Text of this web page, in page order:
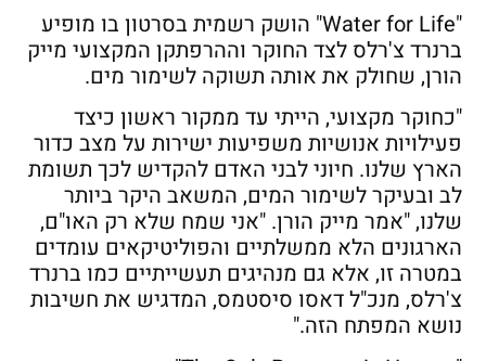
"Water for Life" הושק רשמית בסרטון בו מופיע
ברנרד צ'רלס לצד החוקר וההרפתקן המקצועי מייק
הורן, שחולק את אותה תשוקה לשימור מים.
"כחוקר מקצועי, הייתי עד ממקור ראשון כיצד
פעילויות אנושיות משפיעות ישירות על מצב כדור
הארץ שלנו. חיוני לבני האדם להקדיש לכך תשומת
לב ובעיקר לשימור המים, המשאב היקר ביותר
שלנו, "אמר מייק הורן. "אני שמח שלא רק האו"ם,
הארגונים הלא ממשלתיים והפוליטיקאים עומדים
במטרה זו, אלא גם מנהיגים תעשייתיים כמו ברנרד
צ'רלס, מנכ"ל דאסו סיסטמס, המדגיש את חשיבות
נושא המפתח הזה."